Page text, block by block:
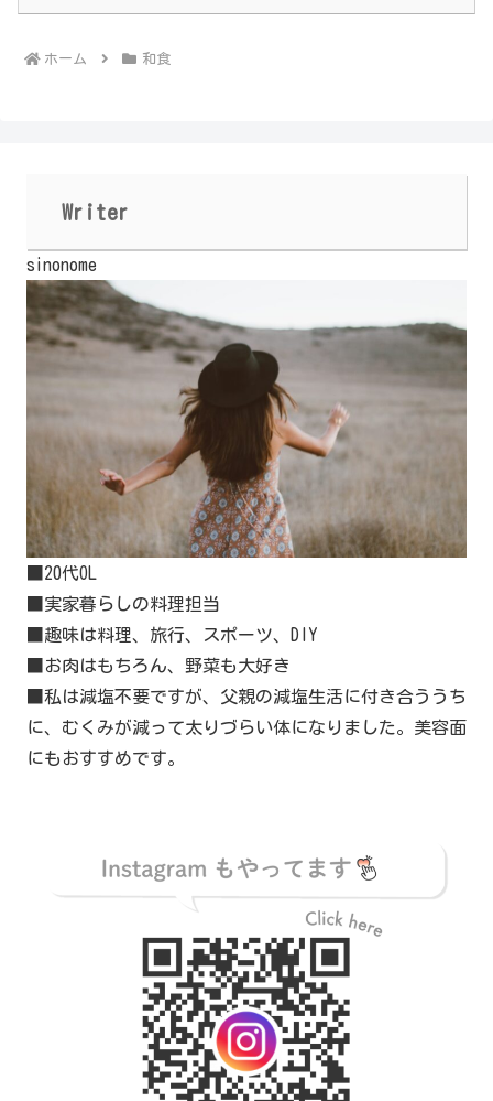
ホーム 和食
Writer
sinonome
■20代OL
■実家暮らしの料理担当
■趣味は料理、旅行、スポーツ、DIY
■お肉はもちろん、野菜も大好き
■私は減塩不要ですが、父親の減塩生活に付き合ううち
に、むくみが減って太りづらい体になりました。美容面
にもおすすめです。